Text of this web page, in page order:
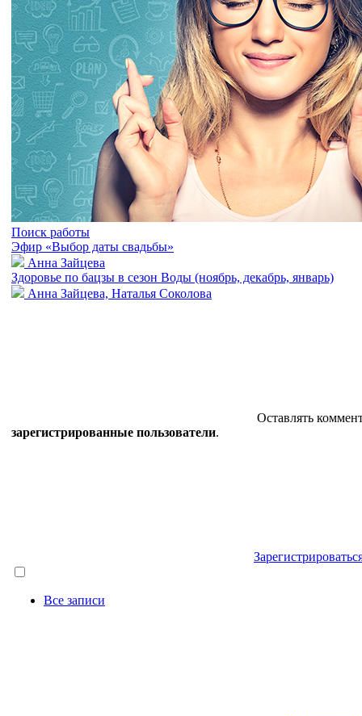
Поиск работы
Эфир «Выбор даты свадьбы»
Анна Зайцева
Здоровье по бацзы в сезон Воды (ноябрь, декабрь, январь)
Анна Зайцева, Наталья Соколова
Оставлять
зарегистрированные пользователи.
Все записи